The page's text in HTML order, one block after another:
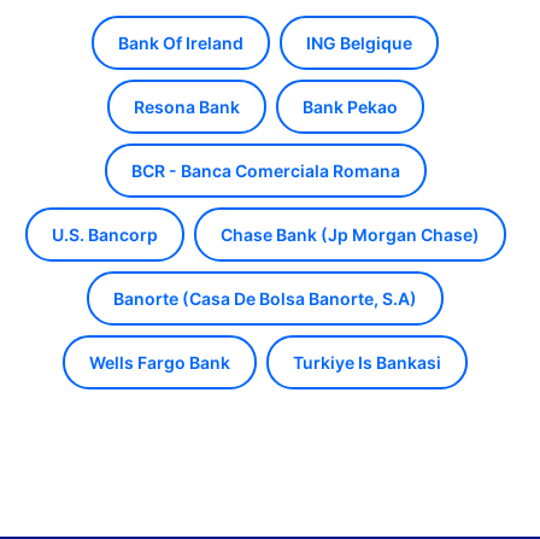
Bank Of Ireland ING Belgique
Resona Bank Bank Pekao
BCR - Banca Comerciala Romana
U.S. Bancorp Chase Bank (Jp Morgan Chase)
Banorte (Casa De Bolsa Banorte, S.A)
Wells Fargo Bank Turkiye Is Bankasi